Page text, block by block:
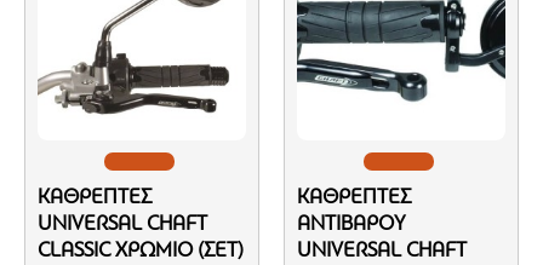
ΚΑΘΡΈΠΤΕΣ
UNIVERSAL CHAFT
CLASSIC ΧΡΏΜΙΟ (ΣΕΤ)
ΚΑΘΡΈΠΤΕΣ
ΑΝΤΊΒΑΡΟΥ
UNIVERSAL CHAFT